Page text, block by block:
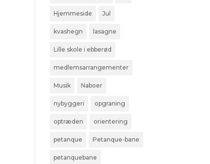
Hjemmeside Jul
kvashegn lasagne
Lille skole i ebberød
medlemsarrangementer
Musik Naboer
nybyggeri opgraning
optræden orientering
petanque Petanque-bane
petanquebane